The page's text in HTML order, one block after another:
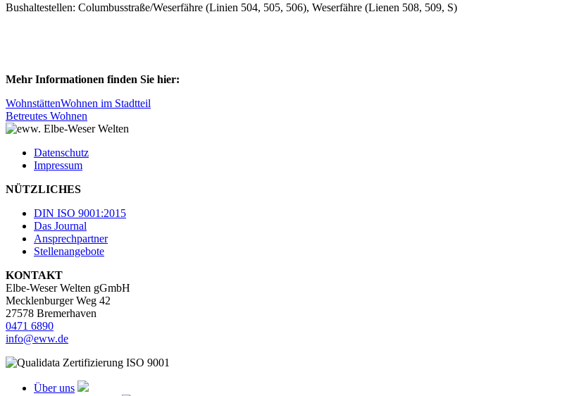
Bushaltestellen: Columbusstraße/Weserfähre (Linien 504, 505, 506), Weserfähre (Lienen 508, 509, S)
Mehr Informationen finden Sie hier:
WohnstättenWohnen im Stadtteil
Betreutes Wohnen
Datenschutz
Impressum
NÜTZLICHES
DIN ISO 9001:2015
Das Journal
Ansprechpartner
Stellenangebote
KONTAKT
Elbe-Weser Welten gGmbH
Mecklenburger Weg 42
27578 Bremerhaven
0471 6890
info@eww.de
Über uns